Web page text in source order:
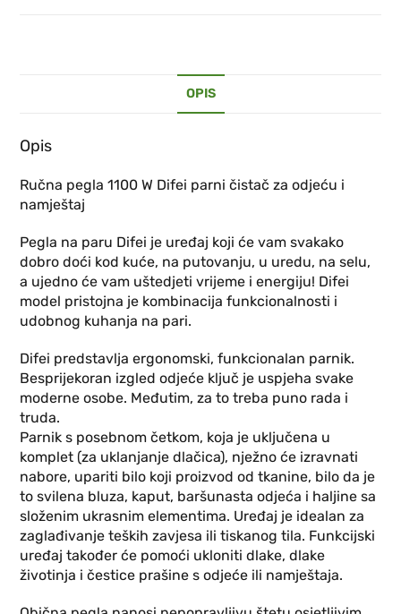
OPIS
Opis
Ručna pegla 1100 W Difei parni čistač za odjeću i
namještaj
Pegla na paru Difei je uređaj koji će vam svakako
dobro doći kod kuće, na putovanju, u uredu, na selu,
a ujedno će vam uštedjeti vrijeme i energiju! Difei
model pristojna je kombinacija funkcionalnosti i
udobnog kuhanja na pari.
Difei predstavlja ergonomski, funkcionalan parnik.
Besprijekoran izgled odjeće ključ je uspjeha svake
moderne osobe. Međutim, za to treba puno rada i
truda.
Parnik s posebnom četkom, koja je uključena u
komplet (za uklanjanje dlačica), nježno će izravnati
nabore, upariti bilo koji proizvod od tkanine, bilo da je
to svilena bluza, kaput, baršunasta odjeća i haljine sa
složenim ukrasnim elementima. Uređaj je idealan za
zaglađivanje teških zavjesa ili tiskanog tila. Funkcijski
uređaj također će pomoći ukloniti dlake, dlake
životinja i čestice prašine s odjeće ili namještaja.